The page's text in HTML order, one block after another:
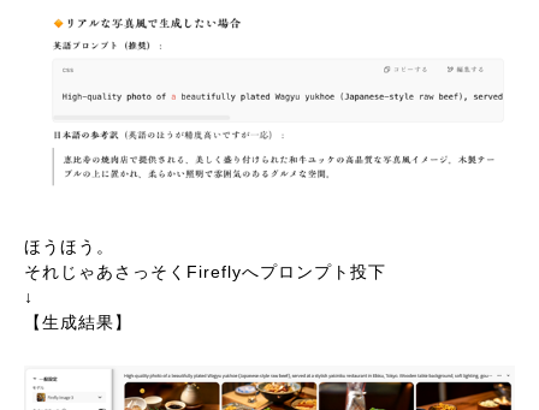
ほうほう。
それじゃあさっそくFireflyへプロンプト投下
↓
【生成結果】